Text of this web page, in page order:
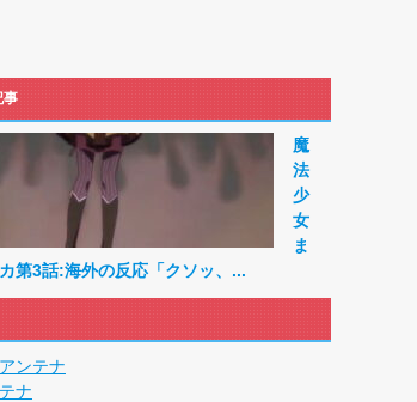
ん ゆたぼんにとどめを刺されるｗｗｗ
か？
いします。
いします。
バすぎるｗｗｗｗｗｗ「こんな高い...
さ
事
魔
法
少
女
ま
第3話:海外の反応「クソッ、...
ンテナ
ナ